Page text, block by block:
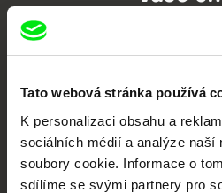
Tato webová stránka používá
K personalizaci obsahu a
sociálních médií a analýze
soubory cookie. Informace o
sdílíme se svými partnery pro
každý
Portál DAFilms.cz je výsledkem tvůrčí
festivalů dokumentárního filmu
posouvat hranice dokumentárního
podporovat kvalitní